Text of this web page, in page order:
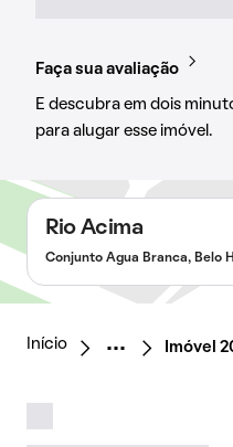
Faça sua avaliação
E descubra em dois
para alugar esse imóvel.
Rio Acima
Conjunto Agua Branca, Belo
Início Imóvel